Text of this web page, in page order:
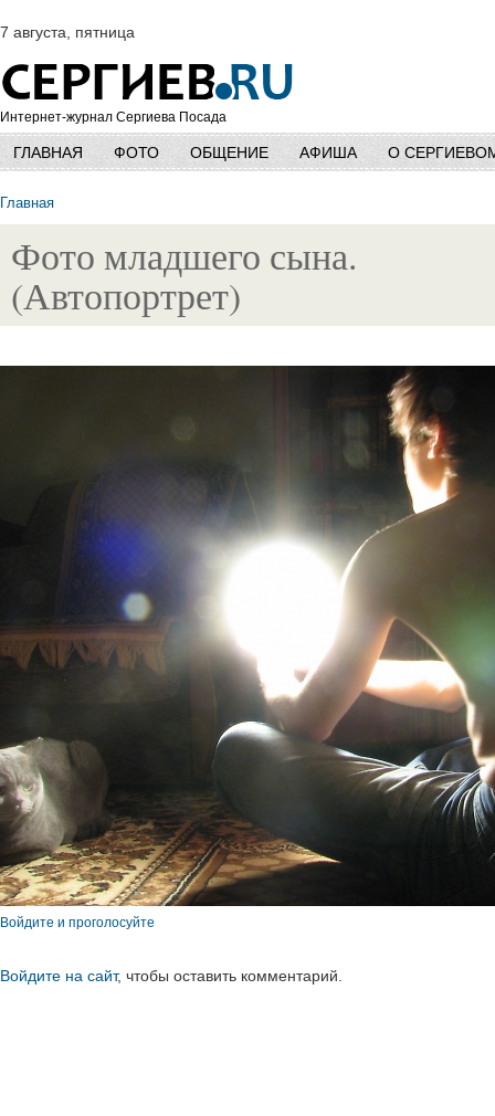
7 августа, пятница
Интернет-журнал Сергиева Посада
ГЛАВНАЯ ФОТО ОБЩЕНИЕ АФИША О
Главная
Фото младшего сына.
(Автопортрет)
Войдите и проголосуйте
Войдите на сайт, чтобы оставить комментарий.